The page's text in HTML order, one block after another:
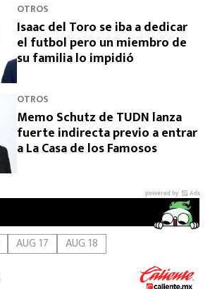
OTROS
Isaac del Toro se iba a dedicar
el futbol pero un miembro de
su familia lo impidió
OTROS
Memo Schutz de TUDN lanza
fuerte indirecta previo a entrar
a La Casa de los Famosos